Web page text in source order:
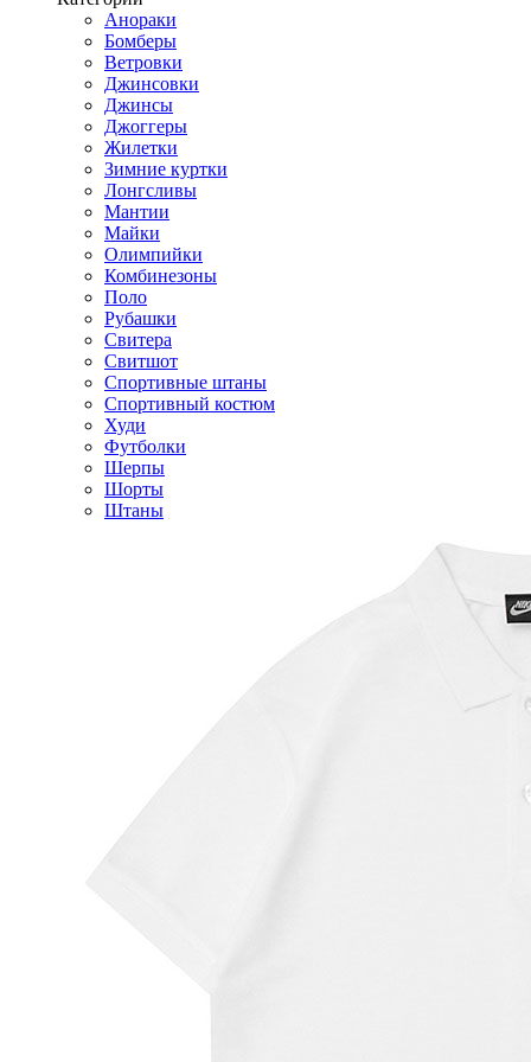
Анораки
Бомберы
Ветровки
Джинсовки
Джинсы
Джоггеры
Жилетки
Зимние куртки
Лонгсливы
Мантии
Майки
Олимпийки
Комбинезоны
Поло
Рубашки
Свитера
Свитшот
Спортивные штаны
Спортивный костюм
Худи
Футболки
Шерпы
Шорты
Штаны